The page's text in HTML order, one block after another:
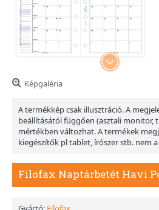
Képgaléria
A termékkép csak illusztráció. A
beállításától függően (asztali monitor,
mértékben változhat. A termékek
kiegészítők pl tablet, írószer stb. nem
Filofax Naptárbetét Havi